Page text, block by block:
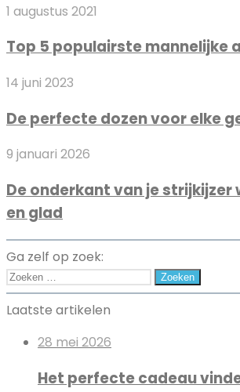
in
Delft
soda:
en
Top
populairste
accessoires
1 augustus 2021
Top 5 populairste mannelijke
De
dozen
elke
gelegenheid
14 juni 2023
De perfecte dozen voor elke
De
van
je
weer
schoon
en
glad
9 januari 2026
De onderkant van je strijkijzer
en glad
Ga zelf op zoek:
Zoeken
naar:
Laatste artikelen
28 mei 2026
Het perfecte cadeau